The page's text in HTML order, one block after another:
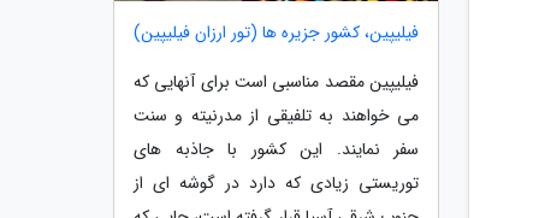
فیلیپین، کشور جزیره ها (تور ارزان فیلیپین)
فیلیپین مقصد مناسبی است برای آنهایی که
می خواهند به تلفیقی از مدرنیته و سنت
سفر نمایند. این کشور با جاذبه های
توریستی زیادی که دارد در گوشه ای از